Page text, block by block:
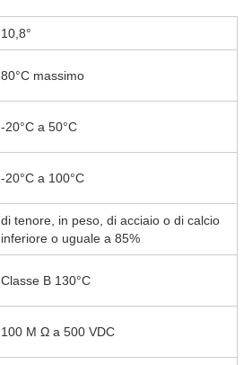
10,8°
80°C massimo
-20°C a 50°C
-20°C a 100°C
di tenore, in peso, di acciaio o di calcio
inferiore o uguale a 85%
Classe B 130°C
100 M Ω a 500 VDC